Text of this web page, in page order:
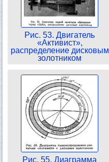
Рис. 53. Двигатель
«Активист»,
распределение дисковым
золотником
Рис. 55. Диаграмма